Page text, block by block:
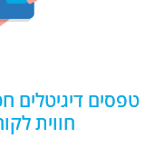
טפסים דיגיטלים
חווית